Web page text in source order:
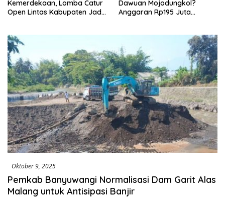
Kemerdekaan, Lomba Catur
Open Lintas Kabupaten Jadi
Dawuan Mojodungkol?
Anggaran Rp195 Juta
Oktober 9, 2025
Pemkab Banyuwangi Normalisasi Dam Garit Alas
Malang untuk Antisipasi Banjir